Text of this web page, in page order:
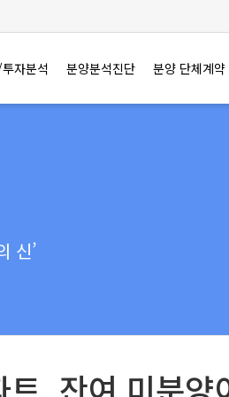
자분석 분양분석진단 분양 단체계
신’